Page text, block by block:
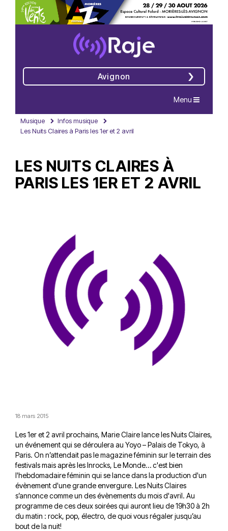
Avignon
Navigation
Menu
Musique
Infos musique
Les Nuits Claires à Paris les 1er et 2 avril
LES NUITS CLAIRES À
PARIS LES 1ER ET 2 AVRIL
18 mars 2015
Les 1er et 2 avril prochains, Marie Claire lance les Nuits Claires,
un événement qui se déroulera au Yoyo – Palais de Tokyo, à
Paris. On n’attendait pas le magazine féminin sur le terrain des
festivals mais après les Inrocks, Le Monde… c'est bien
l'hebdomadaire féminin qui se lance dans la production d'un
évènement d'une grande envergure. Les Nuits Claires
s’annonce comme un des évènements du mois d'avril. Au
programme de ces deux soirées qui auront lieu de 19h30 à 2h
du matin : rock, pop, électro, de quoi vous régaler jusqu’au
bout de la nuit!